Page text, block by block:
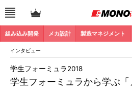
組み込み開発 メカ設計 製造マネジメント
インタビュー
学生フォーミュラから学ぶ「
学生フォーミュラ2018